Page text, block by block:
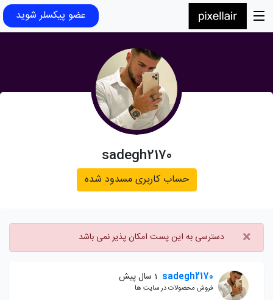
عضو پیکسلر شوید
sadegh2170
حساب کاربری مسدود شده
× دسترسی به این پست امکان پذیر نمی باشد
sadegh2170 1 سال پیش
فروش محصولات در سایت ها